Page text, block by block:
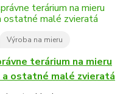
Výroba na mieru
terárium na mieru
a ostatné malé zvieratá